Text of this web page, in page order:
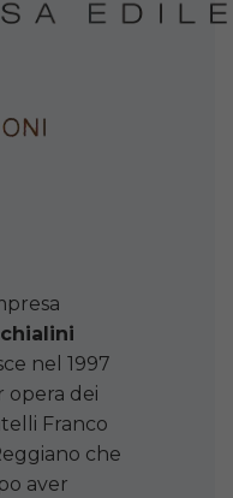
nel 1997
opera dei
Franco
che
aver